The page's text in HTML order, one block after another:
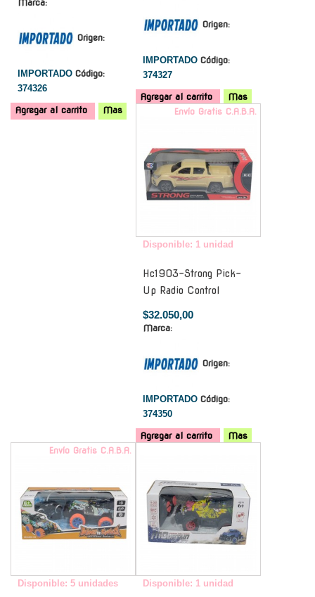
Marca:
Origen:
IMPORTADO Código:
374326
Agregar al carrito Mas
Origen:
IMPORTADO Código:
374327
Agregar al carrito
Mas
Envío Gratis C.A.B.A.
Disponible: 1 unidad
Hc1903-Strong Pick-
Up Radio Control
$32.050,00
Marca:
Origen:
IMPORTADO Código:
374350
Agregar al carrito
Mas
Envío Gratis C.A.B.A.
Disponible: 5 unidades Disponible: 1 unidad